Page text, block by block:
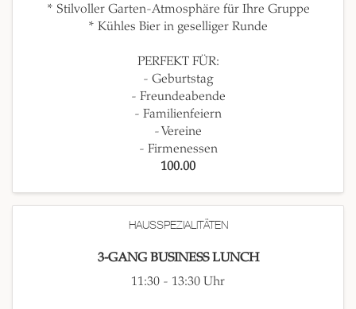
* Stilvoller Garten-Atmosphäre für Ihre Gruppe
* Kühles Bier in geselliger Runde
PERFEKT FÜR:
- Geburtstag
- Freundeabende
- Familienfeiern
- Vereine
- Firmenessen
100.00
HAUSSPEZIALITÄTEN
3-GANG BUSINESS LUNCH
11:30 - 13:30 Uhr